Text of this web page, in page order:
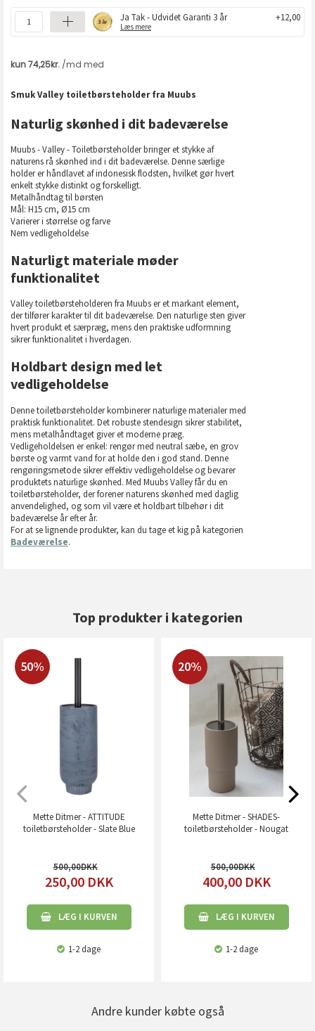
Ja Tak - Udvidet Garanti 3 år
Læs mere
+12,00
Smuk Valley toiletbørsteholder fra Muubs
Naturlig skønhed i dit badeværelse
Muubs - Valley - Toiletbørsteholder bringer et stykke af
naturens rå skønhed ind i dit badeværelse. Denne særlige
holder er håndlavet af indonesisk flodsten, hvilket gør hvert
enkelt stykke distinkt og forskelligt.
Metalhåndtag til børsten
Mål: H15 cm, Ø15 cm
Varierer i størrelse og farve
Nem vedligeholdelse
Naturligt materiale møder
funktionalitet
Valley toiletbørsteholderen fra Muubs er et markant element,
der tilfører karakter til dit badeværelse. Den naturlige sten giver
hvert produkt et særpræg, mens den praktiske udformning
sikrer funktionalitet i hverdagen.
Holdbart design med let
vedligeholdelse
Denne toiletbørsteholder kombinerer naturlige materialer med
praktisk funktionalitet. Det robuste stendesign sikrer stabilitet,
mens metalhåndtaget giver et moderne præg.
Vedligeholdelsen er enkel: rengør med neutral sæbe, en grov
børste og varmt vand for at holde den i god stand. Denne
rengøringsmetode sikrer effektiv vedligeholdelse og bevarer
produktets naturlige skønhed. Med Muubs Valley får du en
toiletbørsteholder, der forener naturens skønhed med daglig
anvendelighed, og som vil være et holdbart tilbehør i dit
badeværelse år efter år.
For at se lignende produkter, kan du tage et kig på kategorien
Badeværelse.
Top produkter i kategorien
50%
Mette Ditmer - ATTITUDE
toiletbørsteholder - Slate Blue
500,00
250,00 DKK
LÆG I KURVEN
1-2 dage
20%
Mette Ditmer - SHADES-
toiletbørsteholder - Nougat
500,00
400,00 DKK
LÆG I KURVEN
1-2 dage
Andre kunder købte også